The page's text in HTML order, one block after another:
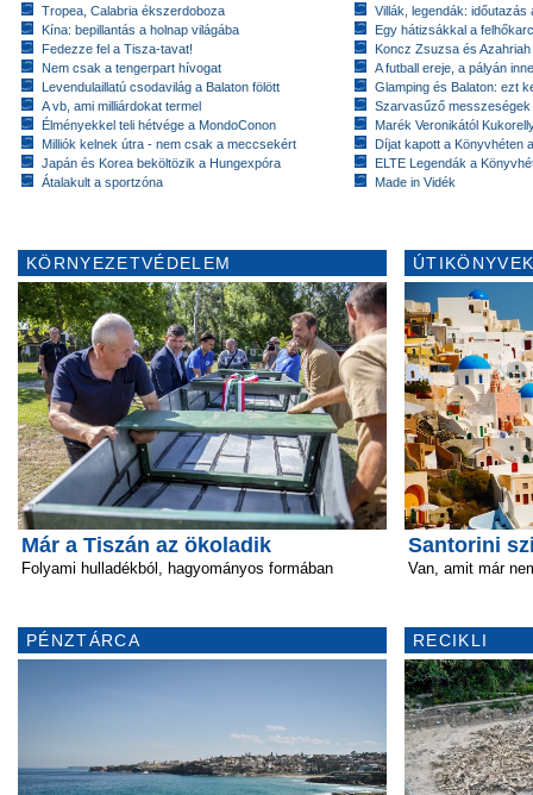
Tropea, Calabria ékszerdoboza
Kína: bepillantás a holnap világába
Fedezze fel a Tisza-tavat!
Nem csak a tengerpart hívogat
Levendulaillatú csodavilág a Balaton fölött
A vb, ami milliárdokat termel
Élményekkel teli hétvége a MondoConon
Milliók kelnek útra - nem csak a meccsekért
Japán és Korea beköltözik a Hungexpóra
Átalakult a sportzóna
Villák, legendák: időutazás
Egy hátizsákkal a
Koncz Zsuzsa és
A futball ereje, a pályán
Glamping és Balaton: ezt
Szarvasűző messzeségek
Marék Veronikától
Díjat kapott a Könyvhéten
ELTE Legendák a
Made in Vidék
KÖRNYEZETVÉDELEM
Már a Tiszán az ökoladik
Folyami hulladékból, hagyományos formában
PÉNZTÁRCA
Santorini
Van, amit már
RECIKLI